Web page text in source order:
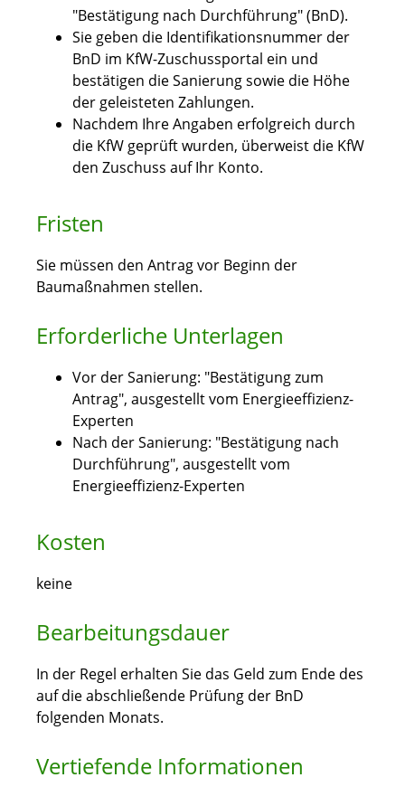
"Bestätigung nach Durchführung" (BnD).
Sie geben die Identifikationsnummer der
BnD im KfW-Zuschussportal ein und
bestätigen die Sanierung sowie die Höhe
der geleisteten Zahlungen.
Nachdem Ihre Angaben erfolgreich durch
die KfW geprüft wurden, überweist die KfW
den Zuschuss auf Ihr Konto.
Fristen
Sie müssen den Antrag vor Beginn der
Baumaßnahmen stellen.
Erforderliche Unterlagen
Vor der Sanierung: "Bestätigung zum
Antrag", ausgestellt vom Energieeffizienz-
Experten
Nach der Sanierung: "Bestätigung nach
Durchführung", ausgestellt vom
Energieeffizienz-Experten
Kosten
keine
Bearbeitungsdauer
In der Regel erhalten Sie das Geld zum Ende des
auf die abschließende Prüfung der BnD
folgenden Monats.
Vertiefende Informationen